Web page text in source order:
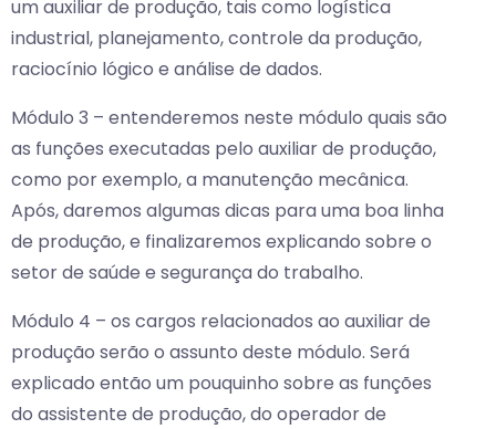
um auxiliar de produção, tais como logística
industrial, planejamento, controle da produção,
raciocínio lógico e análise de dados.
Módulo 3 – entenderemos neste módulo quais são
as funções executadas pelo auxiliar de produção,
como por exemplo, a manutenção mecânica.
Após, daremos algumas dicas para uma boa linha
de produção, e finalizaremos explicando sobre o
setor de saúde e segurança do trabalho.
Módulo 4 – os cargos relacionados ao auxiliar de
produção serão o assunto deste módulo. Será
explicado então um pouquinho sobre as funções
do assistente de produção, do operador de